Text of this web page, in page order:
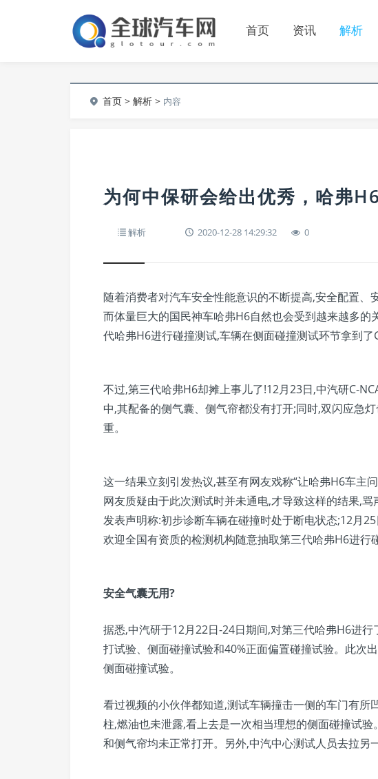
首页 资讯 解析
首页 >解析 > 内容
为何中保研会给出优秀，哈弗
解析 2020-12-28 14:29:32 0
随着消费者对汽车安全性能意识的不断提高,安全配置、
而体量巨大的国民神车哈弗H6自然也会受到越来越多的
代哈弗H6进行碰撞测试,车辆在侧面碰撞测试环节拿到了
不过,第三代哈弗H6却摊上事儿了!12月23日,中汽研C-
中,其配备的侧气囊、侧气帘都没有打开;同时,双闪应急
重。
这一结果立刻引发热议,甚至有网友戏称“让哈弗H6车主
网友质疑由于此次测试时并未通电,才导致这样的结果,
发表声明称:初步诊断车辆在碰撞时处于断电状态;12月
欢迎全国有资质的检测机构随意抽取第三代哈弗H6进行
安全气囊无用?
据悉,中汽研于12月22日-24日期间,对第三代哈弗H6进
打试验、侧面碰撞试验和40%正面偏置碰撞试验。此次
侧面碰撞试验。
看过视频的小伙伴都知道,测试车辆撞击一侧的车门有所
柱,燃油也未泄露,看上去是一次相当理想的侧面碰撞试
和侧气帘均未正常打开。另外,中汽中心测试人员去拉另